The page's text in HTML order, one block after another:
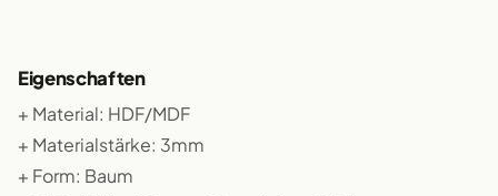
Eigenschaften
+ Material: HDF/MDF
+ Materialstärke: 3mm
+ Form: Baum